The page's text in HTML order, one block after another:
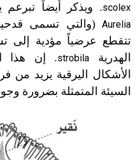
scolex. ويذكر أيضاً تبرعم
Aurelia (والتي تسمى
تتقطع عرضياً مؤدية إلى
الهدرية strobila. إن هذا
الأشكال اليرقية يزيد
السيئة المتمثلة بضرورة